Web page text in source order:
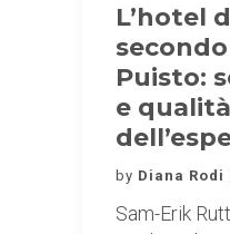
L’hotel
Puisto:
e qualità
by Diana Rodi
Sam-Erik